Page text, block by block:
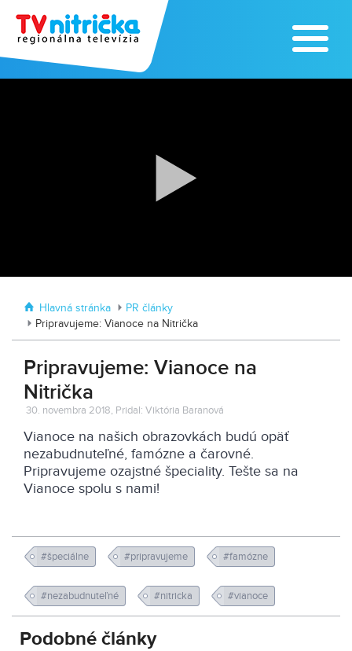
Traktormánia 2025 s pozvánkou
Hlavná stránka
PR články
Pripravujeme: Vianoce na Nitrička
Pripravujeme: Vianoce na
Nitrička
30. novembra 2018, Pridal: Viktória Baranová
Vianoce na našich obrazovkách budú opäť
nezabudnuteľné, famózne a čarovné.
Pripravujeme ozajstné špeciality. Tešte sa na
Vianoce spolu s nami!
#špeciálne #pripravujeme #famózne
#nezabudnuteľné #nitricka #vianoce
Podobné články